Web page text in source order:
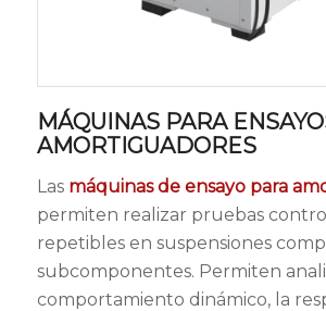
MÁQUINAS PARA
AMORTIGUADORES
Las máquinas de ensayo para
permiten realizar pruebas
repetibles en suspensiones
subcomponentes. Permiten
comportamiento dinámico, la